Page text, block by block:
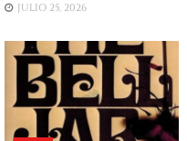
JULIO 25, 2026